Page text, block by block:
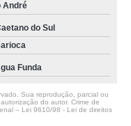
André
do Sul
Funda
Sua reprodução, parcial ou
do autor. Crime de
– Lei 9610/98 - Lei de direitos